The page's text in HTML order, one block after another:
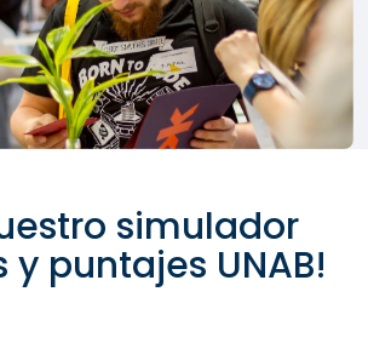
simulador
puntajes UNAB!